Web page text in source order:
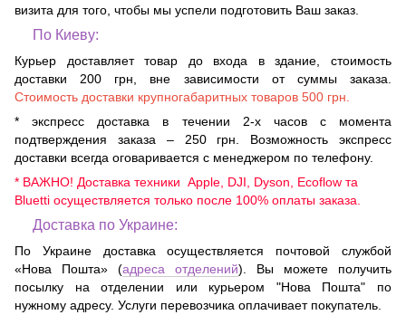
визита для того, чтобы мы успели подготовить Ваш заказ.
По Киеву:
Курьер доставляет товар до входа в здание, стоимость
доставки 200 грн, вне зависимости от суммы заказа.
Стоимость доставки крупногабаритных товаров 500 грн.
* экспресс доставка в течении 2-х часов с момента
подтверждения заказа – 250 грн. Возможность экспресс
доставки всегда оговаривается с менеджером по телефону.
* ВАЖНО! Доставка техники Apple, DJI, Dyson, Ecoflow та
Bluetti осуществляется только после 100% оплаты заказа.
Доставка по Украине:
По Украине доставка осуществляется почтовой службой
«Нова Пошта» (адреса отделений). Вы можете получить
посылку на отделении или курьером "Нова Пошта" по
нужному адресу. Услуги перевозчика оплачивает покупатель.